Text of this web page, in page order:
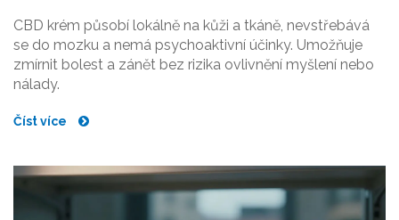
CBD krém působí lokálně na kůži a tkáně, nevstřebává
se do mozku a nemá psychoaktivní účinky. Umožňuje
zmírnit bolest a zánět bez rizika ovlivnění myšlení nebo
nálady.
Číst více